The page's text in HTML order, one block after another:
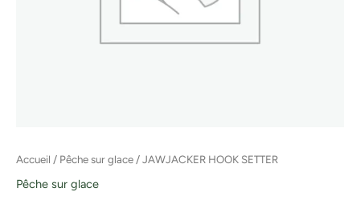
Accueil / Pêche sur glace / JAWJACKER HOOK SETTER
Pêche sur glace